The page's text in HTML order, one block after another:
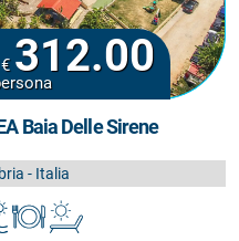
312.00
Baia Delle Sirene
- Italia